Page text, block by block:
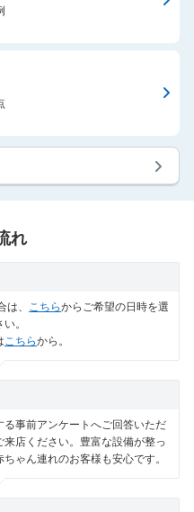
れ
、 こちらからご希望の日時を選
。
こちらから。
る事前アンケートへご回答いただ
来店ください。豊富な設備が整っ
ゃん連れのお客様も安心です。